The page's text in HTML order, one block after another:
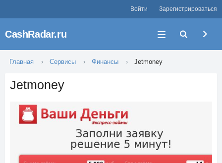
Войти Зарегистрироваться
CashRadar.ru
Главная Сервисы Финансы Jetmoney
Jetmoney